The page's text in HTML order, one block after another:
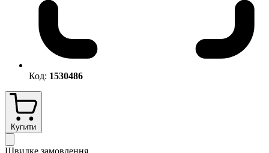
Код: 1530486
Купити
Швидке замовлення